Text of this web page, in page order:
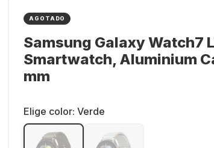
AGOTADO
Samsung Galaxy Watch7
Smartwatch, Aluminium
mm
Elige color: Verde